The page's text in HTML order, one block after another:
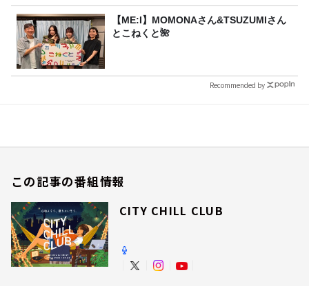
【ME:I】MOMONAさん&TSUZUMIさん
とこねくと🌺
Recommended by
この記事の番組情報
CITY CHILL CLUB